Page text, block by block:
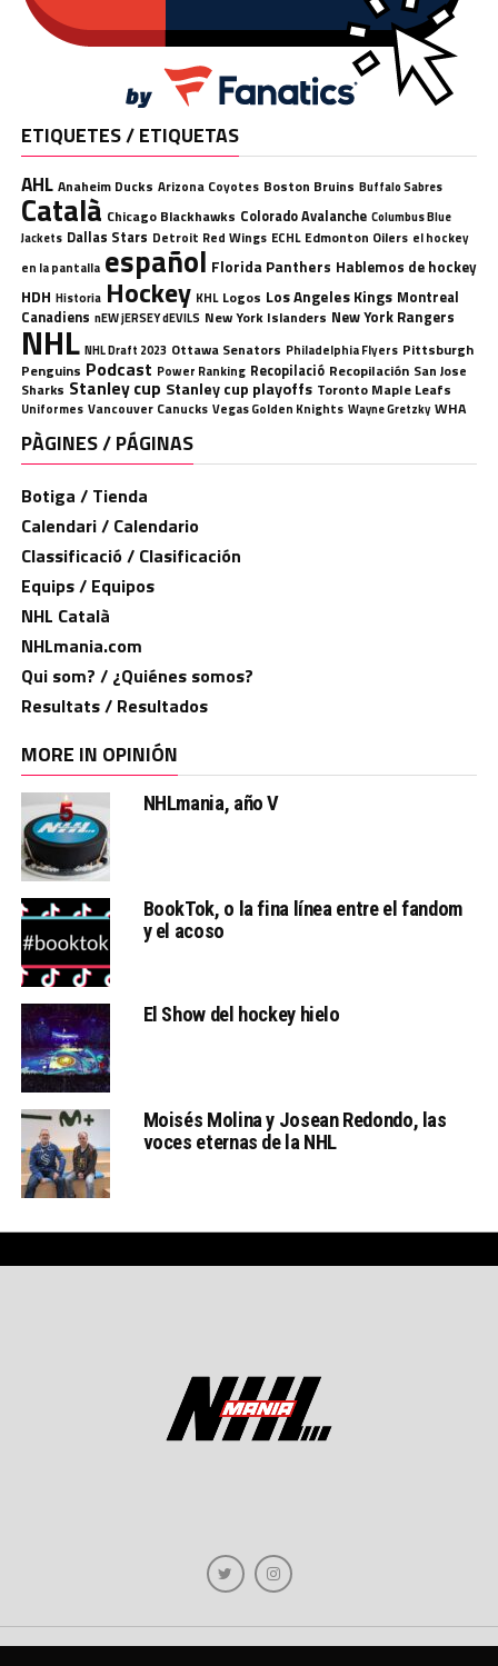
ETIQUETES / ETIQUETAS
AHL Anaheim Ducks Arizona Coyotes Boston Bruins Buffalo Sabres
Català Chicago Blackhawks Colorado Avalanche Columbus Blue
Jackets Dallas Stars Detroit Red Wings ECHL Edmonton Oilers el hockey
en la pantalla español Florida Panthers Hablemos de hockey
HDH Historia Hockey KHL Logos Los Angeles Kings Montreal
Canadiens nEW jERSEY dEVILS New York Islanders New York Rangers
NHL NHL Draft 2023 Ottawa Senators Philadelphia Flyers Pittsburgh
Penguins Podcast Power Ranking Recopilació Recopilación San Jose
Sharks Stanley cup Stanley cup playoffs Toronto Maple Leafs
Uniformes Vancouver Canucks Vegas Golden Knights Wayne Gretzky WHA
PÀGINES / PÁGINAS
Botiga / Tienda
Calendari / Calendario
Classificació / Clasificación
Equips / Equipos
NHL Català
NHLmania.com
Qui som? / ¿Quiénes somos?
Resultats / Resultados
MORE IN OPINIÓN
NHLmania, año V
BookTok, o la fina línea entre el fandom
y el acoso
El Show del hockey hielo
Moisés Molina y Josean Redondo, las
voces eternas de la NHL